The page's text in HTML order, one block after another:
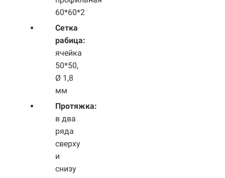
60*60*2
Сетка
рабица:
ячейка
50*50,
Ø 1,8
мм
Протяжка:
в два
ряда
сверху
и
снизу